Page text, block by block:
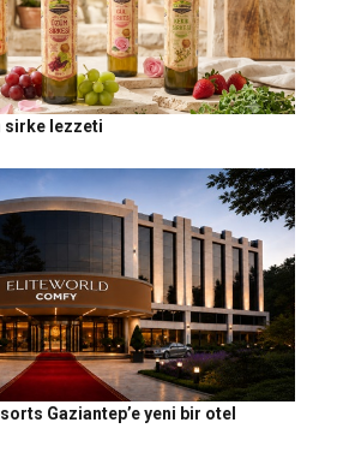
sirke lezzeti
Gaziantep’e yeni bir otel